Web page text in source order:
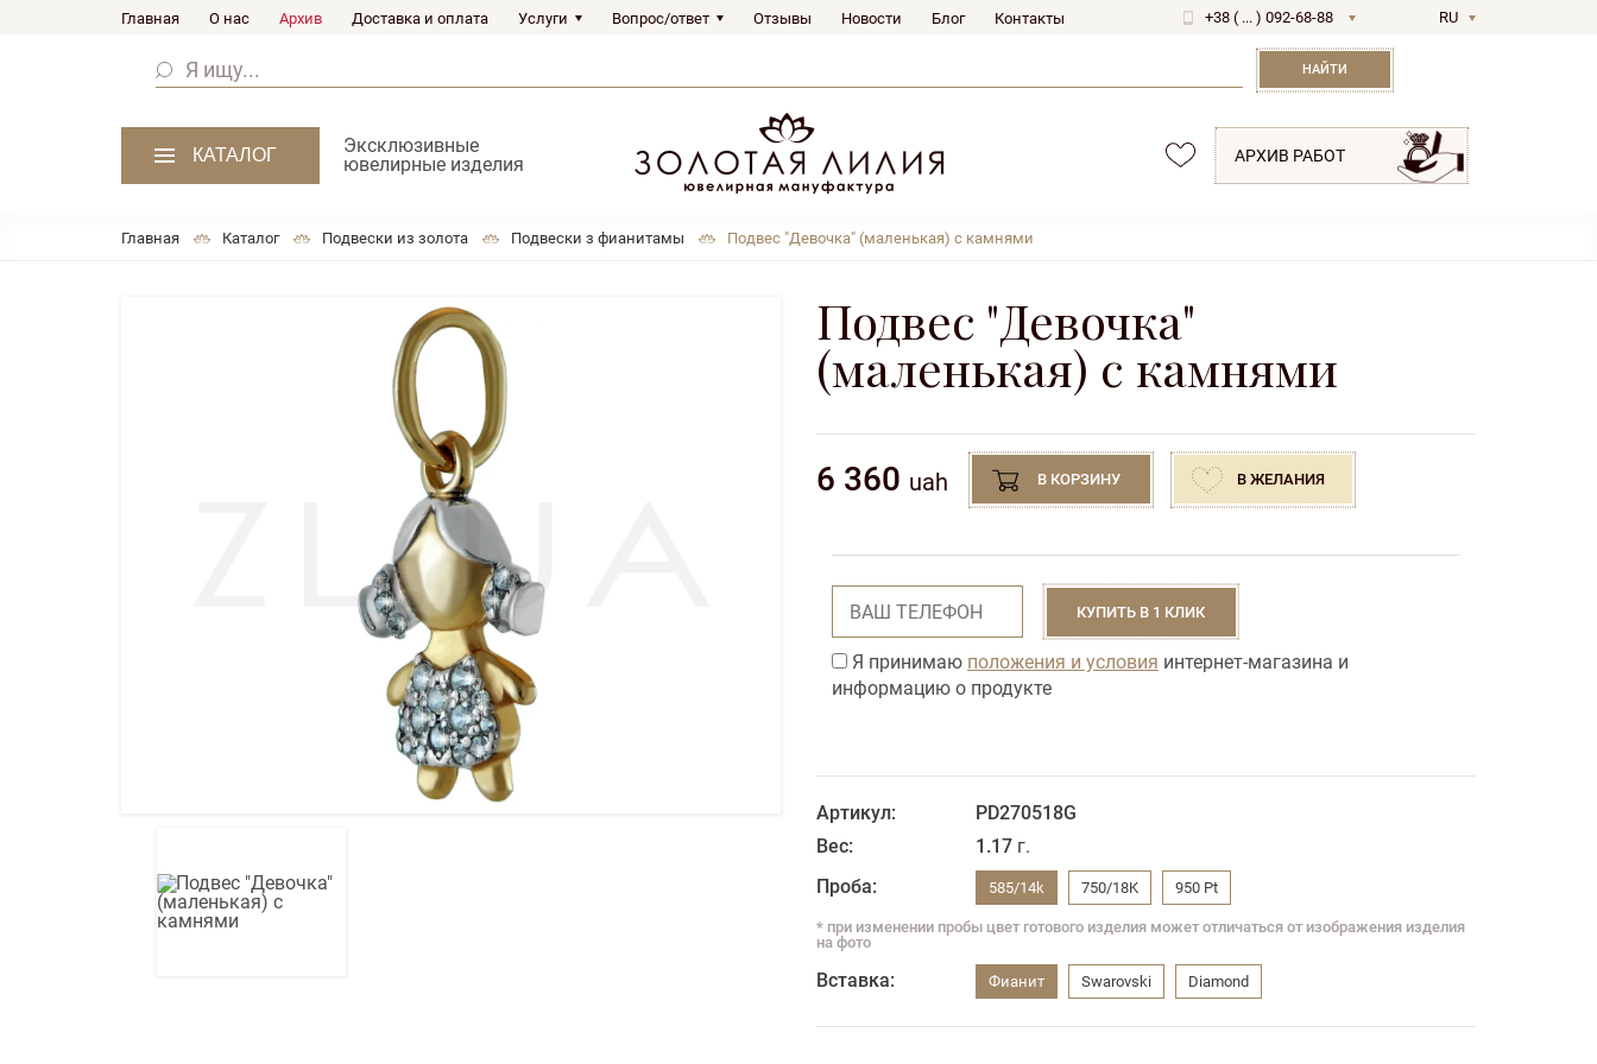
Главная О нас Архив Доставка и оплата Услуги Вопрос/ответ Отзывы Новости Блог Контакты +38 ( ... ) 092-68-88
RU
НАЙТИ
КАТАЛОГ
Эксклюзивные
ювелирные изделия
АРХИВ РАБОТ
Главная Каталог Подвески из золота Подвески з фианитaмы Подвес "Девочка" (маленькая) с камнями
Подвес "Девочка"
(маленькая) с камнями
6 360 uah В КОРЗИНУ В ЖЕЛАНИЯ
КУПИТЬ В 1 КЛИК
Я принимаю положения и условия интернет-магазина и
информацию о продукте
Артикул:
PD270518G
Вес:
1.17 г.
Проба:
585/14k 750/18K 950 Pt
* при изменении пробы цвет готового изделия может отличаться от изображения изделия
на фото
Вставка: Фианит Swarovski Diamond